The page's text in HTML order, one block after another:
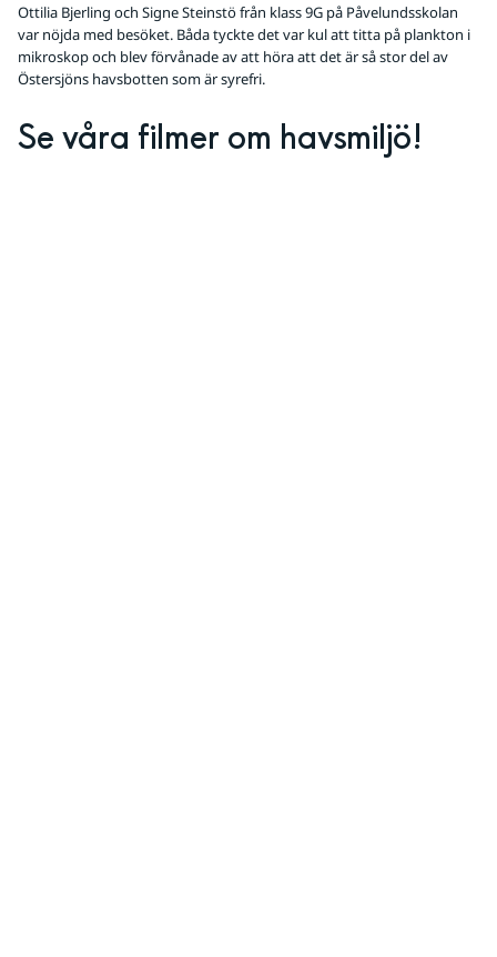
Ottilia Bjerling och Signe Steinstö från klass 9G på Påvelundsskolan
var nöjda med besöket. Båda tyckte det var kul att titta på plankton i
mikroskop och blev förvånade av att höra att det är så stor del av
Östersjöns havsbotten som är syrefri.
Se våra filmer om havsmiljö!